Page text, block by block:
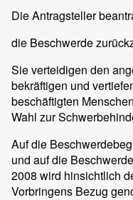
Die Antragsteller
die Beschwerde
Sie verteidigen den
bekräftigen und
beschäftigten
Wahl zur
Auf die
und auf die
2008 wird hinsichtlich
Vorbringens Bezug